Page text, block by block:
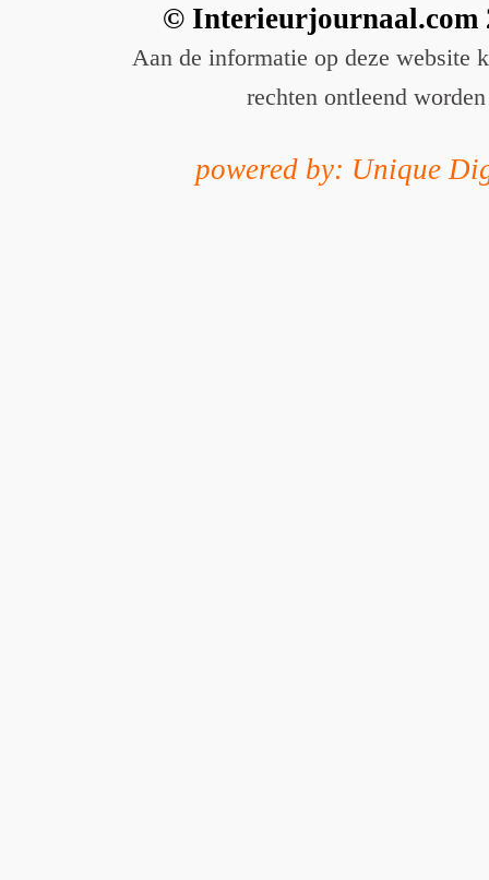
© Interieurjournaal.com
Aan de informatie op deze website
rechten ontleend worden
powered by: Unique